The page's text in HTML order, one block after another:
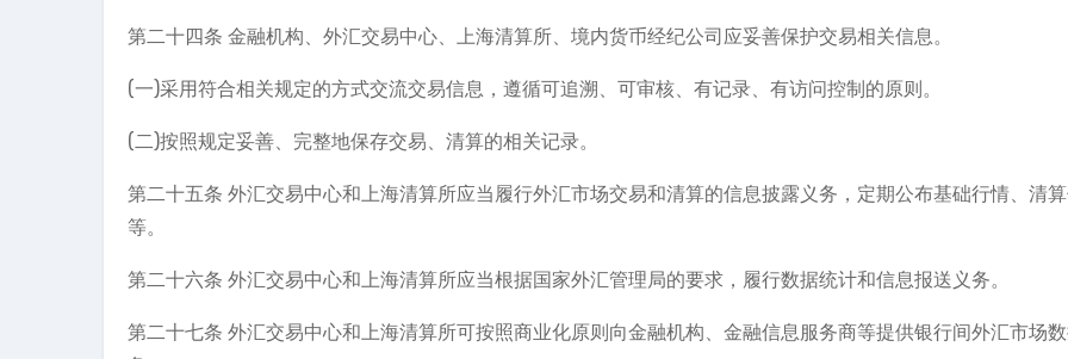
第二十四条 金融机构、外汇交易中心、上海清算所、境内货币经纪公司应妥善保护交易相关信息。
(一)采用符合相关规定的方式交流交易信息，遵循可追溯、可审核、有记录、有访问控制的原则。
(二)按照规定妥善、完整地保存交易、清算的相关记录。
第二十五条 外汇交易中心和上海清算所应当履行外汇市场交易和清算的信息披露义务，定期公布基础行情、清
等。
第二十六条 外汇交易中心和上海清算所应当根据国家外汇管理局的要求，履行数据统计和信息报送义务。
第二十七条 外汇交易中心和上海清算所可按照商业化原则向金融机构、金融信息服务商等提供银行间外汇市场